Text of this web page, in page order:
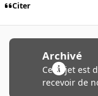
Citer
Archivé
Ce sujet est
recevoir de